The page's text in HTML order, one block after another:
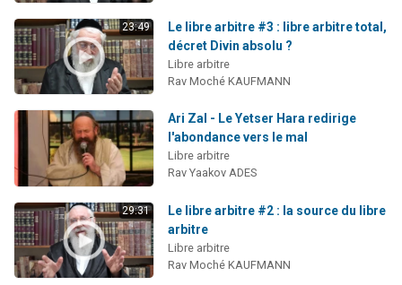
23:49
Le libre arbitre #3 : libre arbitre total,
décret Divin absolu ?
Libre arbitre
Rav Moché KAUFMANN
Ari Zal - Le Yetser Hara redirige
l'abondance vers le mal
Libre arbitre
Rav Yaakov ADES
29:31
Le libre arbitre #2 : la source du libre
arbitre
Libre arbitre
Rav Moché KAUFMANN